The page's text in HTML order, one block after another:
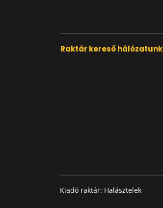
Raktár kereső hálózatunk
Kiadó raktár: Halásztelek